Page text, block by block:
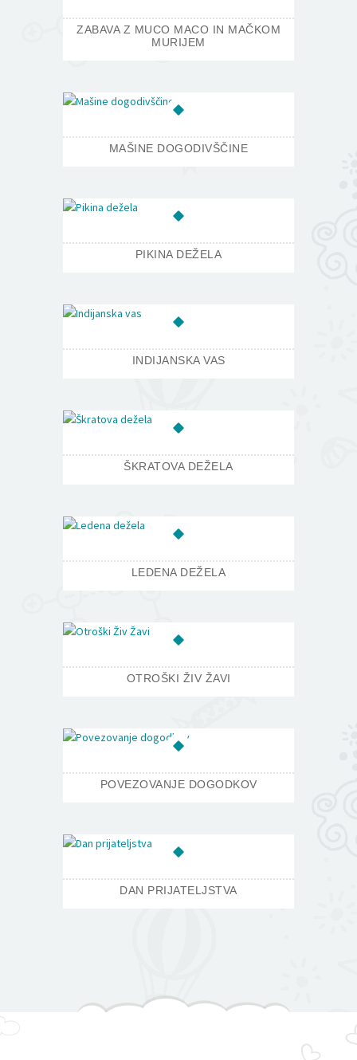
ZABAVA Z MUCO MACO IN MAČKOM
MURIJEM
MAŠINE DOGODIVŠČINE
PIKINA DEŽELA
INDIJANSKA VAS
ŠKRATOVA DEŽELA
LEDENA DEŽELA
OTROŠKI ŽIV ŽAVI
POVEZOVANJE DOGODKOV
DAN PRIJATELJSTVA